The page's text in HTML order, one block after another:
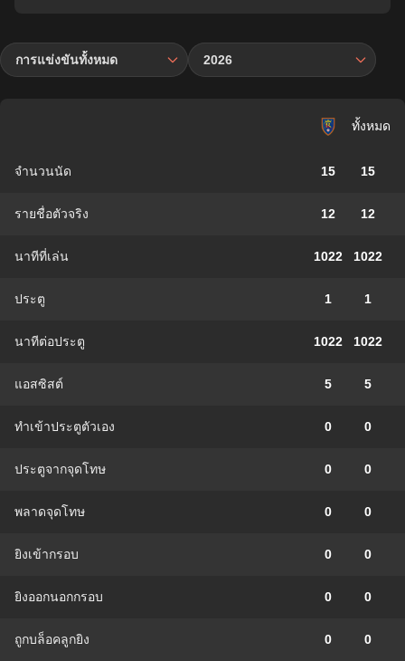
การแข่งขันทั้งหมด 2026
ทั้งหมด
จำนวนนัด 15 15
รายชื่อตัวจริง 12 12
นาทีที่เล่น 1022 1022
ประตู 1 1
นาทีต่อประตู 1022 1022
แอสซิสต์ 5 5
ทําเข้าประตูตัวเอง 0 0
ประตูจากจุดโทษ 0 0
พลาดจุดโทษ 0 0
ยิงเข้ากรอบ 0 0
ยิงออกนอกกรอบ 0 0
ถูกบล็อคลูกยิง 0 0